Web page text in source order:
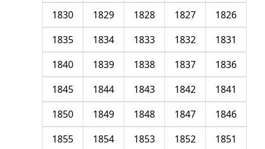
1826
1827
1828
1829
1830
1831
1832
1833
1834
1835
1836
1837
1838
1839
1840
1841
1842
1843
1844
1845
1846
1847
1848
1849
1850
1851
1852
1853
1854
1855